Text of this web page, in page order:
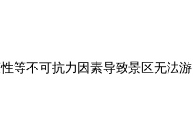
等不可抗力因素导致景区无法游